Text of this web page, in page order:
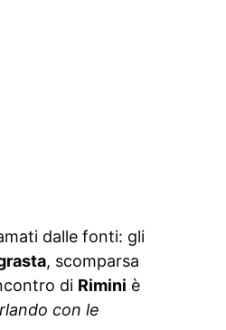
dalle fonti: gli
, scomparsa
di Rimini è
con le